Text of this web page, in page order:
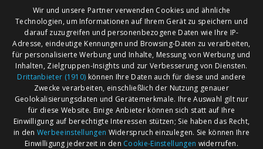
AGB
Impressum
Märkte nach Bundesländern
Märkte nach PLZ
Wir und unsere Partner verwenden Cookies und ähnliche
Technologien, um Informationen auf Ihrem Gerät zu speichern und
darauf zuzugreifen und personenbezogene Daten wie Ihre IP-
Adresse, eindeutige Kennungen und Browsing-Daten zu verarbeiten,
für personalisierte Werbung und Inhalte, Messung von Werbung und
Inhalten, Zielgruppen-Insights und zur Verbesserung von Diensten.
Drittanbieter (1910) können Ihre Daten auch für diese und andere
Zwecke verarbeiten, einschließlich der Nutzung genauer
Geolokalisierungsdaten und Gerätemerkmale. Ihre Auswahl gilt nur
für diese Website. Einige Anbieter können sich statt auf Ihre
Einwilligung auf berechtigte Interessen stützen; Sie haben das Recht,
in den Werbeeinstellungen Widerspruch einzulegen. Sie können Ihre
Einwilligung jederzeit in den Cookie-Einstellungen widerrufen.